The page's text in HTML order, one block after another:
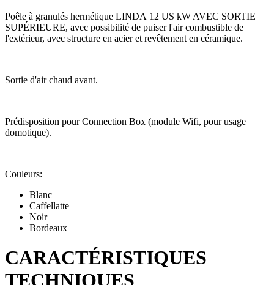
Poêle à granulés hermétique LINDA 12 US kW AVEC SORTIE
SUPÉRIEURE, avec possibilité de puiser l'air combustible de
l'extérieur, avec structure en acier et revêtement en céramique.
Sortie d'air chaud avant.
Prédisposition pour Connection Box (module Wifi, pour usage
domotique).
Couleurs:
Blanc
Caffellatte
Noir
Bordeaux
CARACTÉRISTIQUES
TECHNIQUES